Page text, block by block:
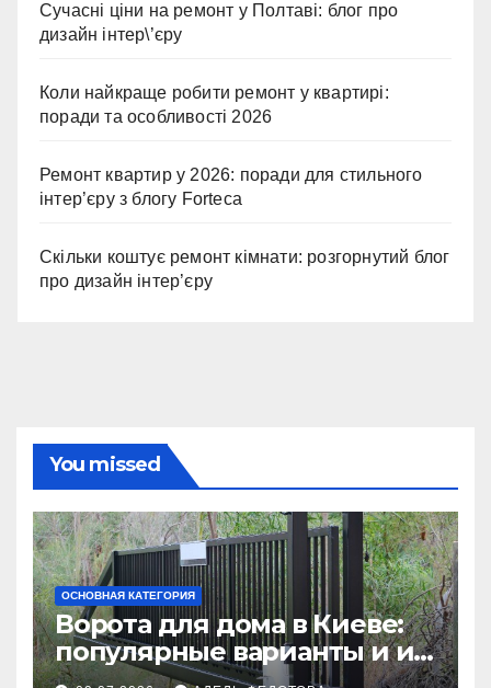
Сучасні ціни на ремонт у Полтаві: блог про
дизайн інтер\’єру
Коли найкраще робити ремонт у квартирі:
поради та особливості 2026
Ремонт квартир у 2026: поради для стильного
інтер’єру з блогу Forteca
Скільки коштує ремонт кімнати: розгорнутий блог
про дизайн інтер’єру
You missed
ОСНОВНАЯ КАТЕГОРИЯ
Ворота для дома в Киеве:
популярные варианты и их
особенности